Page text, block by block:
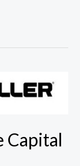
Capital